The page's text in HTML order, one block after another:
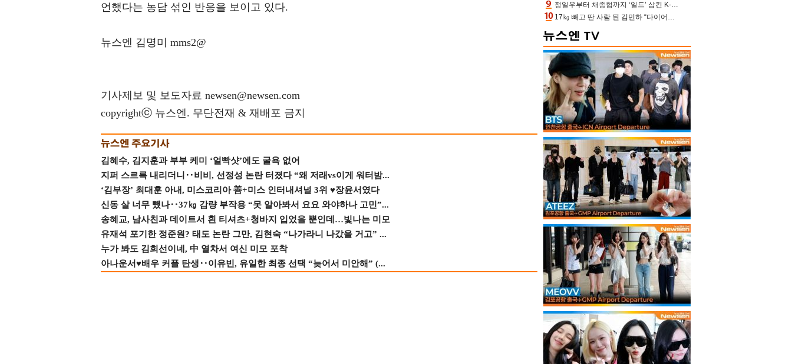
언했다는 농담 섞인 반응을 보이고 있다.
뉴스엔 김명미 mms2@
기사제보 및 보도자료 newsen@newsen.com
copyrightⓒ 뉴스엔. 무단전재 & 재배포 금지
김혜수, 김지훈과 부부 케미 ‘얼빡샷’에도 굴욕 없어
지퍼 스르륵 내리더니‥비비, 선정성 논란 터졌다 “왜 저래vs이게 워터밤...
‘김부장’ 최대훈 아내, 미스코리아 善+미스 인터내셔널 3위 ♥장윤서였다
신동 살 너무 뺐나‥37㎏ 감량 부작용 “못 알아봐서 요요 와야하나 고민”...
송혜교, 남사친과 데이트서 흰 티셔츠+청바지 입었을 뿐인데…빛나는 미모
유재석 포기한 정준원? 태도 논란 그만, 김현숙 “나가라니 나갔을 거고” ...
누가 봐도 김희선이네, 中 열차서 여신 미모 포착
아나운서♥배우 커플 탄생‥이유빈, 유일한 최종 선택 “늦어서 미안해” (...
정일우부터 채종협까지 ‘일드’ 삼킨 K-배우들의 매서운 돌풍
17㎏ 빼고 딴 사람 된 김민하 “다이어트 화제돼 깜짝, 이럴 일인가”(전현무계획4)[어제TV]